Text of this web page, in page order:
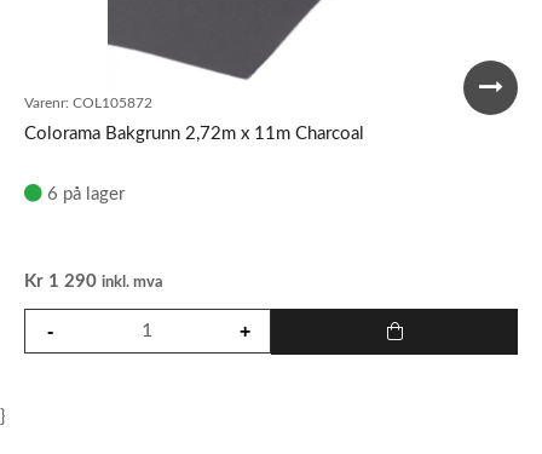
Varenr: COL105872
Colorama Bakgrunn 2,72m x 11m Charcoal
6 på lager
Kr 1 290 inkl. mva
}